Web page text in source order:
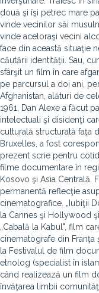
două şi îşi petrec mare
vinde vecinilor săi
vinde aceloraşi vecini
face din această situaţie
căutării identităţii. Sau,
sfârşit un film în care
pe parcursul a doi ani,
Afghanistan, alături de
1961, Dan Alexe a făcut
intelectuali şi disidenţi
culturală structurată faţa
Bruxelles, a fost
prezent scrie pentru
filme documentare în
Kosovo şi Asia Centrală.
permanentă reflecţie
cinematografice. „Iubiţii
la Cannes şi Hollywood
„Cabală la Kabul", film
cinematografe din Franţa
la Festivalul de film
etnolog (specialist în
când realizează un film
învăţarea limbii